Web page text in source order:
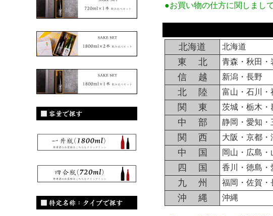
●お買い物の仕方に関しまし
北海道 北海道
東 北 青森・秋田・
信 越 新潟・長野
北 陸 富山・石川・
関 東 茨城・栃木・
中 部 静岡・愛知・
関 西 大阪・京都
中 国 岡山・広島
四 国 香川・徳島・
九 州 福岡・佐賀・
沖 縄 沖縄